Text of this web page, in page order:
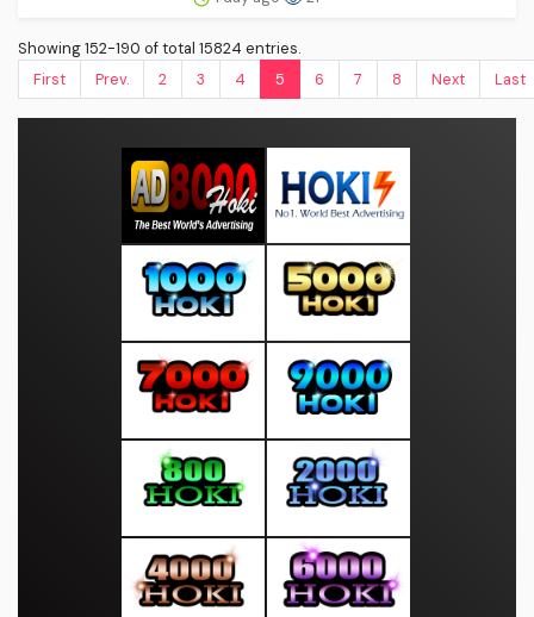
Showing 152-190 of total 15824 entries.
First
Prev. 2 3 4 5 6 7 8 Next Last